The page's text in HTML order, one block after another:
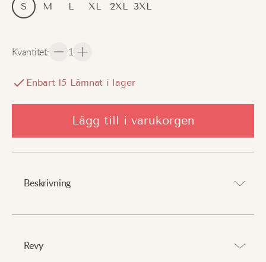
S M L XL 2XL 3XL
Kvantitet: 1
Enbart 15 Lämnat i lager
Lägg till i varukorgen
Beskrivning
⠀Revy